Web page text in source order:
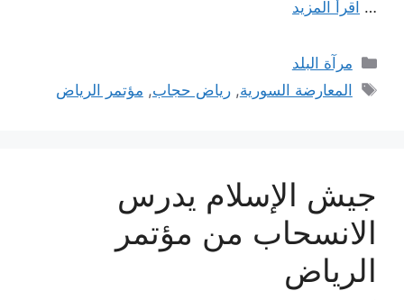
… اقرأ المزيد
التصنيفات
مرآة البلد
الوسوم
المعارضة السورية,رياض حجاب, مؤتمر الرياض
جيش الإسلام يدرس
الانسحاب من مؤتمر
الرياض